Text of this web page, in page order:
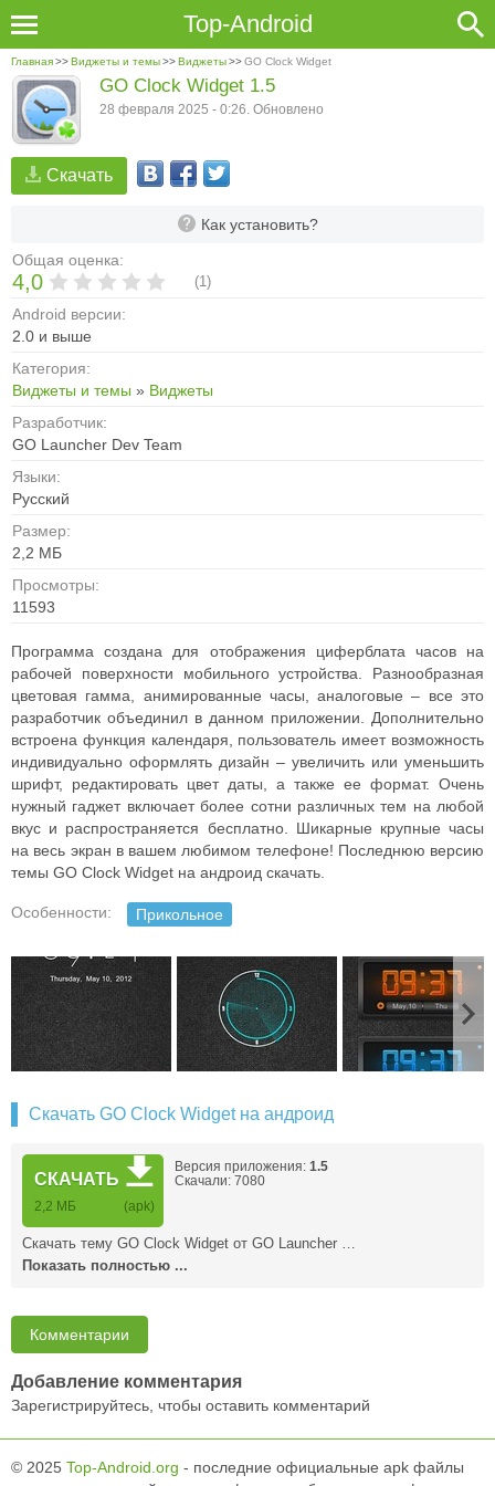
Top-Android
Главная>>Виджеты и темы>>Виджеты>>GO Clock Widget
Скачать
Как установить?
Общая оценка:
4,0 (1)
Android версии:
2.0 и выше
Категория:
Виджеты и темы » Виджеты
Разработчик:
GO Launcher Dev Team
Языки:
Русский
Размер:
2,2 MБ
Просмотры:
11593
GO Clock Widget 1.5
28 февраля 2025 - 0:26. Обновлено
Программа создана для отображения циферблата часов на
рабочей поверхности мобильного устройства. Разнообразная
цветовая гамма, анимированные часы, аналоговые – все это
разработчик объединил в данном приложении. Дополнительно
встроена функция календаря, пользователь имеет возможность
индивидуально оформлять дизайн – увеличить или уменьшить
шрифт, редактировать цвет даты, а также ее формат. Очень
нужный гаджет включает более сотни различных тем на любой
вкус и распространяется бесплатно. Шикарные крупные часы
на весь экран в вашем любимом телефоне! Последнюю версию
темы GO Clock Widget на андроид скачать.
Особенности: Прикольное
Скачать GO Clock Widget на андроид
СКАЧАТЬ
2,2 MБ (apk)
Версия приложения: 1.5
Скачали: 7080
Скачать тему GO Clock Widget от GO Launcher …
Показать полностью ...
Комментарии
Добавление комментария
Зарегистрируйтесь, чтобы оставить комментарий
© 2025 Top-Android.org - последние официальные apk файлы